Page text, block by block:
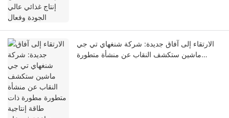
الارتقاء إلى آفاق جديدة: شركة شنغهاي تي جي
ماشين ستكشف النقاب عن منشأة متطورة